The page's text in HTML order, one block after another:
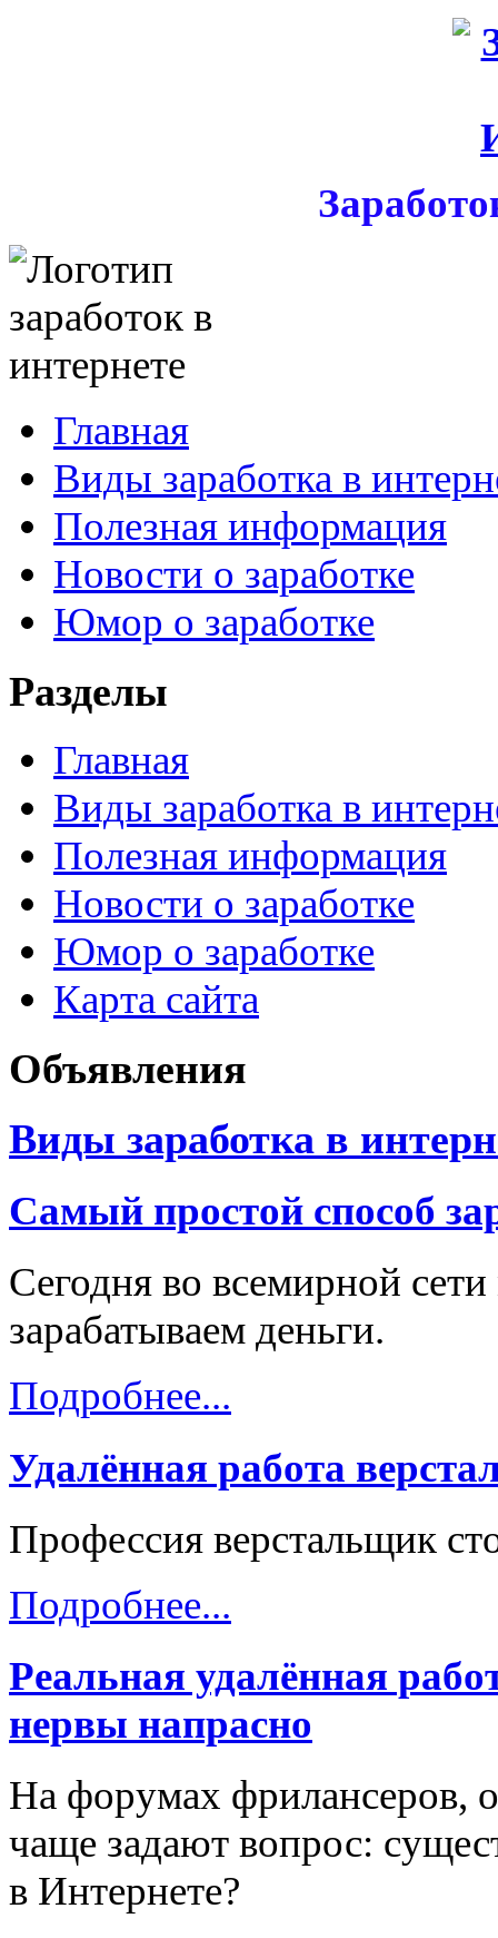
Главная
Виды заработка в
Полезная информация
Новости о заработке
Юмор о заработке
Разделы
Главная
Виды заработка в
Полезная информация
Новости о заработке
Юмор о заработке
Карта сайта
Объявления
Виды заработка в
Самый простой способ
Сегодня во всемирной
зарабатываем деньги.
Подробнее...
Удалённая работа
Профессия верстальщик
Подробнее...
Реальная удалённая
нервы напрасно
На форумах фрилансеров,
чаще задают вопрос:
в Интернете?